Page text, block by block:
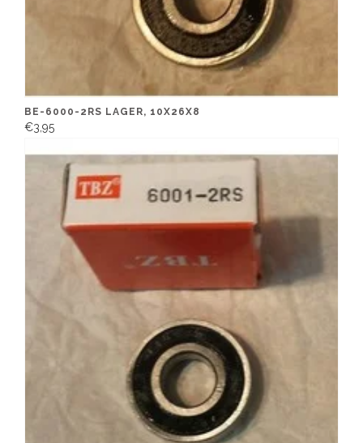
BE-6000-2RS LAGER, 10X26X8
€3,95